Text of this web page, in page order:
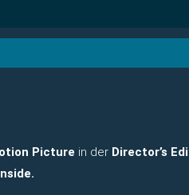
Picture in der Director’s